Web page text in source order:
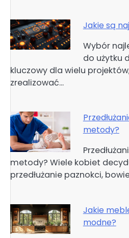
Jakie są
Wybór
do użytku
kluczowy dla wielu
zrealizować…
metody?
metody? Wiele kobiet
przedłużanie paznokci,
Jakie
modne?